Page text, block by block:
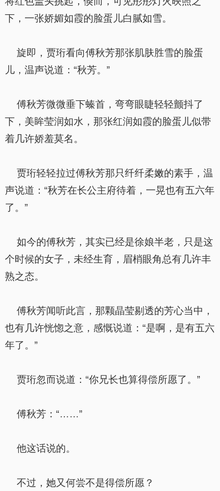
下，一张娇媚如霞的脸蛋儿白腻如雪。
旋即，贾珩看向傅秋芳那张肌肤胜雪的脸蛋
儿，温声说道：“秋芳。”
傅秋芳微微垂下螓首，弯弯眼睫轻轻颤抖了
下，美眸莹润如水，那张红润如霞的脸蛋儿似带
着几许娇羞莫名。
贾珩轻轻拉过傅秋芳那只纤纤柔嫩的素手，温
声说道：“秋芳在长公主府待着，一晃也有五六年
了。”
如今的傅秋芳，其实已经是徐娘半老，只是这
个时候的女子，未经生育，眉梢眼角总有几许丰
熟之态。
傅秋芳闻听此言，那颗晶莹剔透的芳心当中，
也有几许恍惚之意，感慨说道：“是啊，是有五六
年了。”
贾珩忽而说道：“你兄长也算得偿所愿了。”
傅秋芳：“……”
他这话说的。
不过，她又何尝不是得偿所愿？